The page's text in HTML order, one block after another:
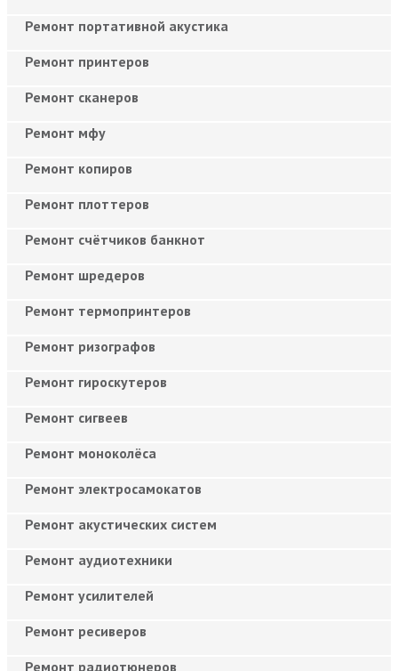
Ремонт портативной акустика
Ремонт принтеров
Ремонт сканеров
Ремонт мфу
Ремонт копиров
Ремонт плоттеров
Ремонт счётчиков банкнот
Ремонт шредеров
Ремонт термопринтеров
Ремонт ризографов
Ремонт гироскутеров
Ремонт сигвеев
Ремонт моноколёса
Ремонт электросамокатов
Ремонт акустических систем
Ремонт аудиотехники
Ремонт усилителей
Ремонт ресиверов
Ремонт радиотюнеров